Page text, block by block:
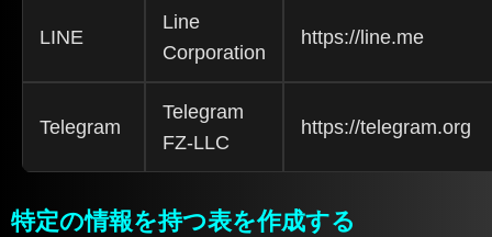
LINE
Line
Corporation
https://line.me
Telegram
Telegram
FZ-LLC
https://telegram.org
特定の情報を持つ表を作成する